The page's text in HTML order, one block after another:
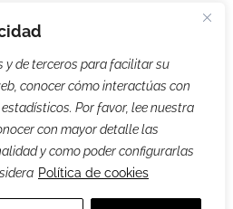
y de terceros para facilitar su
conocer cómo interactúas con
Por favor, lee nuestra
con mayor detalle las
y como poder configurarlas
Política de cookies